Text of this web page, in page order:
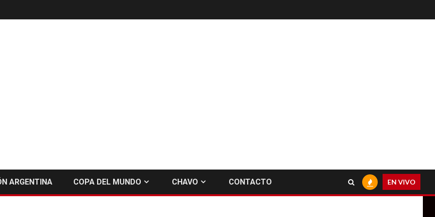
ARGENTINA COPA DEL MUNDO CHAVO CONTACTO EN VIVO